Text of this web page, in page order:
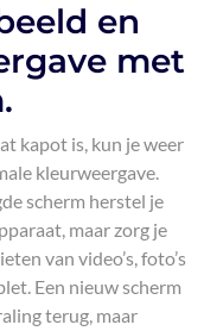
en
met
kapot is, kun je weer
kleurweergave.
scherm herstel je
maar zorg je
van video’s, foto’s
Een nieuw scherm
terug, maar